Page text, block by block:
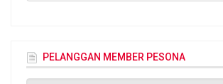
PELANGGAN MEMBER PESONA